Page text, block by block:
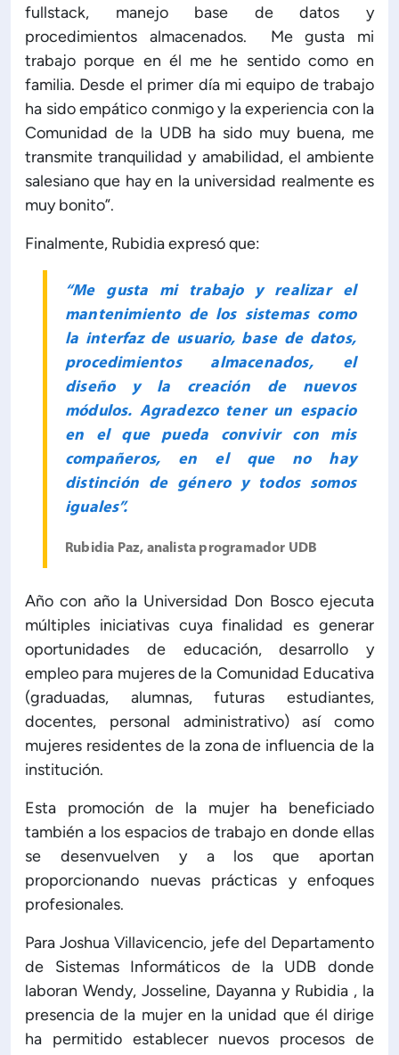
fullstack, manejo base de datos y
procedimientos almacenados. Me gusta mi
trabajo porque en él me he sentido como en
familia. Desde el primer día mi equipo de trabajo
ha sido empático conmigo y la experiencia con la
Comunidad de la UDB ha sido muy buena, me
transmite tranquilidad y amabilidad, el ambiente
salesiano que hay en la universidad realmente es
muy bonito”.
Finalmente, Rubidia expresó que:
“Me gusta mi trabajo y realizar el
mantenimiento de los sistemas como
la interfaz de usuario, base de datos,
procedimientos almacenados, el
diseño y la creación de nuevos
módulos. Agradezco tener un espacio
en el que pueda convivir con mis
compañeros, en el que no hay
distinción de género y todos somos
iguales”.
Rubidia Paz, analista programador UDB
Año con año la Universidad Don Bosco ejecuta
múltiples iniciativas cuya finalidad es generar
oportunidades de educación, desarrollo y
empleo para mujeres de la Comunidad Educativa
(graduadas, alumnas, futuras estudiantes,
docentes, personal administrativo) así como
mujeres residentes de la zona de influencia de la
institución.
Esta promoción de la mujer ha beneficiado
también a los espacios de trabajo en donde ellas
se desenvuelven y a los que aportan
proporcionando nuevas prácticas y enfoques
profesionales.
Para Joshua Villavicencio, jefe del Departamento
de Sistemas Informáticos de la UDB donde
laboran Wendy, Josseline, Dayanna y Rubidia , la
presencia de la mujer en la unidad que él dirige
ha permitido establecer nuevos procesos de